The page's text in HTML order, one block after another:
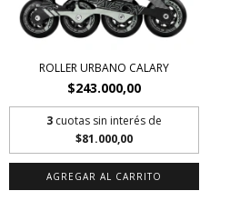
ROLLER URBANO CALARY
$243.000,00
3 cuotas sin interés de
$81.000,00
AGREGAR AL CARRITO